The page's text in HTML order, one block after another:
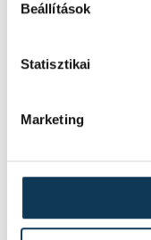
Beállítások
Statisztikai
Marketing